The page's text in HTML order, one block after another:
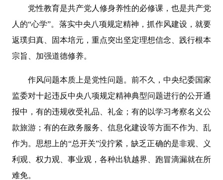
党性教育是共产党人修身养性的必修课，也是共产党
人的“心学”。落实中央八项规定精神，抓作风建设，就要
返璞归真、固本培元，重点突出坚定理想信念、践行根本
宗旨、加强道德修养。
作风问题本质上是党性问题。前不久，中央纪委国家
监委对十起违反中央八项规定精神典型问题进行的公开通
报中，有的违规收受礼品、礼金；有的以学习考察名义公
款旅游；有的在政务服务、信息化建设等方面不作为、乱
作为。思想上的“总开关”没拧紧，缺乏正确的是非观、义
利观、权力观、事业观，各种出轨越界、跑冒滴漏就在所
难免。